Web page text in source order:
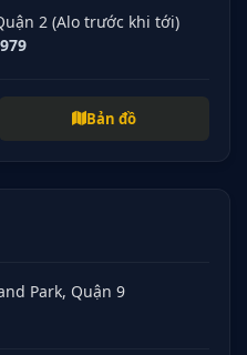
2 (Alo trước khi tới)
Bản đồ
Park, Quận 9